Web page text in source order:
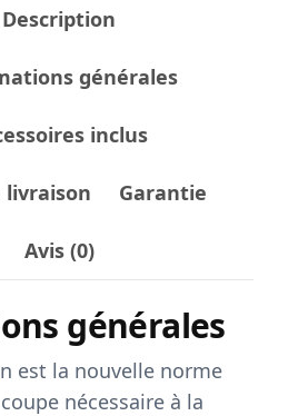
Description
générales
inclus
livraison Garantie
Avis (0)
générales
est la nouvelle norme
nécessaire à la